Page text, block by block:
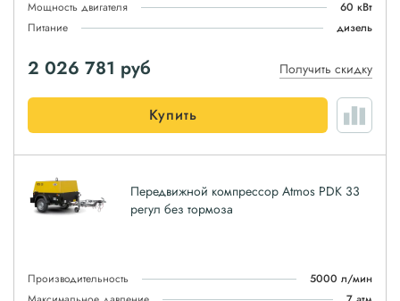
Мощность двигателя
60 кВт
Питание
дизель
2 026 781 руб Получить скидку
Купить
Передвижной компрессор Atmos PDK 33
регул без тормоза
Производительность
5000 л/мин